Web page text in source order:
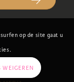
op de site gaat u
WEIGEREN